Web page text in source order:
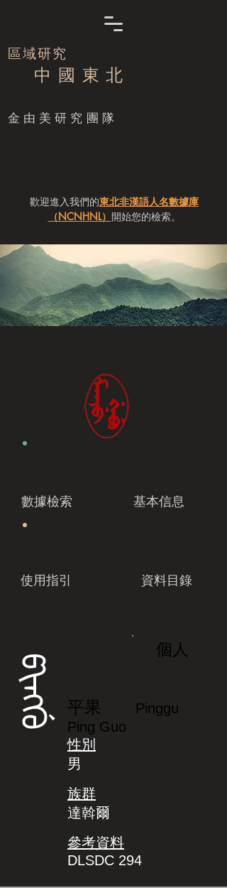
區域研究
中 國 東 北
​金由美研究團隊
歡迎進入我們的東北非漢語人名數據庫
（NCNHNL） 開始您的檢索。
數據檢索 基本信息
使用指引 資料目錄
ᡦᡳᠩᡤᡠ
個人
平果
Pinggu
Ping Guo
性別
男
族群
達斡爾
參考資料
DLSDC 294